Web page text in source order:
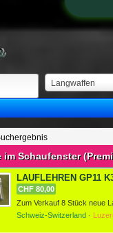
Langwaffen
im Schaufenster
LAUFLEHREN GP11
CHF 80,00
Schweiz-Switzerland ·